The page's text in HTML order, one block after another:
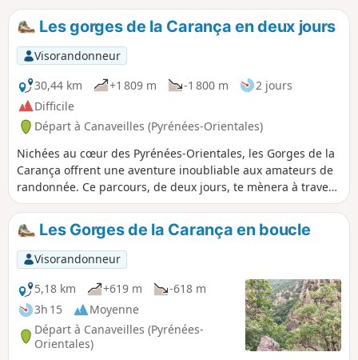
Les gorges de la Carança en deux jours
Visorandonneur
30,44 km
+1 809 m -1 800 m
2 jours
Difficile
Départ à Canaveilles (Pyrénées-Orientales)
Nichées au cœur des Pyrénées-Orientales, les Gorges de la
Carança offrent une aventure inoubliable aux amateurs de
randonnée. Ce parcours, de deux jours, te mènera à travers
des paysages spectaculaires, des passerelles suspendues
au-dessus du torrent impétueux, des corniches
vertigineuses et des forêts denses. Le premier jour, tu
remonteras les gorges jusqu'au refuge du Ras de la
Carança, avant de poursuivre vers l'Estany de Carançà, pour
un bivouac en altitude. Le lendemain, tu redescendras en
empruntant un itinéraire en boucle par les hauteurs,
offrant des panoramas époustouflants sur la vallée. Une
immersion totale dans une nature sauvage et préservée
Les Gorges de la Carança en boucle
Visorandonneur
5,18 km
+619 m
-618 m
3h 15
Moyenne
Départ à Canaveilles (Pyrénées-
Orientales)